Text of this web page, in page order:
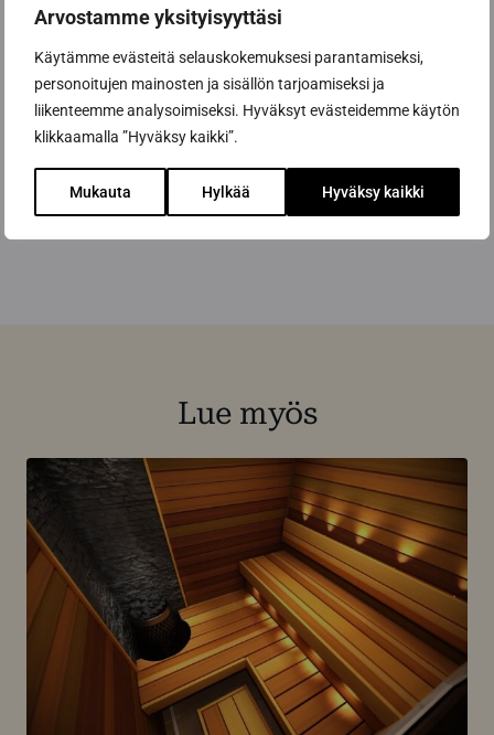
Arvostamme yksityisyyttäsi
Käytämme evästeitä selauskokemuksesi parantamiseksi,
personoitujen mainosten ja sisällön tarjoamiseksi ja
liikenteemme analysoimiseksi. Hyväksyt evästeidemme käytön
klikkaamalla ”Hyväksy kaikki”.
Mukauta Hylkää Hyväksy kaikki
sisulla.
Pyydä tarjous saunastasi tästä!
Jaa artikkeli
Lue myös